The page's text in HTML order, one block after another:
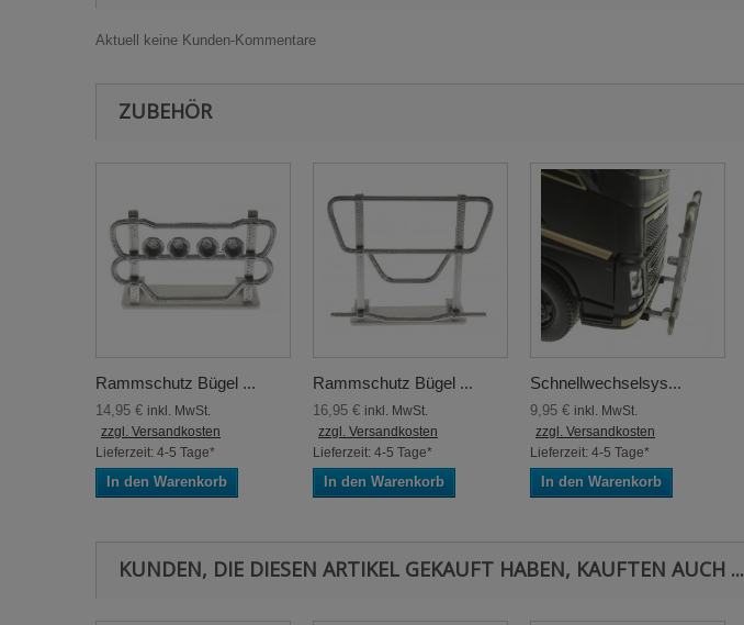
Aktuell keine Kunden-Kommentare
ZUBEHÖR
Rammschutz Bügel ...
14,95 € inkl. MwSt.
zzgl. Versandkosten
Lieferzeit: 4-5 Tage*
In den Warenkorb
Rammschutz Bügel ...
16,95 € inkl. MwSt.
zzgl. Versandkosten
Lieferzeit: 4-5 Tage*
In den Warenkorb
Schnellwechselsys...
9,95 € inkl. MwSt.
zzgl. Versandkosten
Lieferzeit: 4-5 Tage*
In den Warenkorb
KUNDEN, DIE DIESEN ARTIKEL GEKAUFT HABEN, KAUFTEN AUCH ...